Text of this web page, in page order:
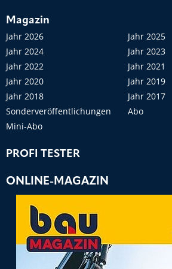
Magazin
Jahr 2026
Jahr 2025
Jahr 2024
Jahr 2023
Jahr 2022
Jahr 2021
Jahr 2020
Jahr 2019
Jahr 2018
Jahr 2017
Sonderveröffentlichungen
Abo
Mini-Abo
PROFI TESTER
ONLINE-MAGAZIN